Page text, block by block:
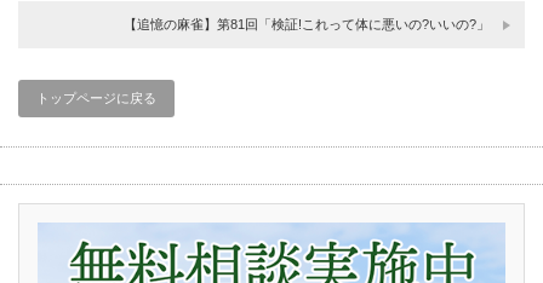
【追憶の麻雀】第81回「検証!これって体に悪いの?いいの?」
トップページに戻る